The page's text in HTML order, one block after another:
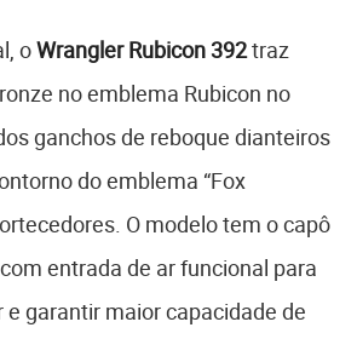
oWrangler Rubicon 392traz
no emblema Rubicon no
ganchos de reboque dianteiros
do emblema “Fox
O modelo tem o capô
entrada de ar funcional para
garantir maior capacidade de